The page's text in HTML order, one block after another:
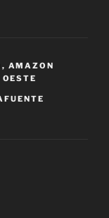
, AMAZON
OESTE